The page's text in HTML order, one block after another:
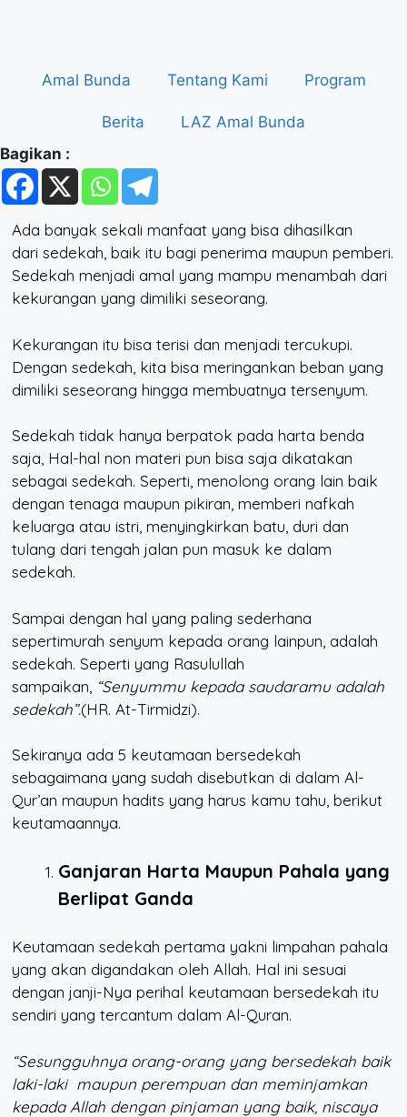
Amal Bunda Tentang Kami Program
Berita
LAZ Amal Bunda
Bagikan :
Ada banyak sekali manfaat yang bisa dihasilkan
dari sedekah, baik itu bagi penerima maupun pemberi.
Sedekah menjadi amal yang mampu menambah dari
kekurangan yang dimiliki seseorang.
Kekurangan itu bisa terisi dan menjadi tercukupi.
Dengan sedekah, kita bisa meringankan beban yang
dimiliki seseorang hingga membuatnya tersenyum.
Sedekah tidak hanya berpatok pada harta benda
saja, Hal-hal non materi pun bisa saja dikatakan
sebagai sedekah. Seperti, menolong orang lain baik
dengan tenaga maupun pikiran, memberi nafkah
keluarga atau istri, menyingkirkan batu, duri dan
tulang dari tengah jalan pun masuk ke dalam
sedekah.
Sampai dengan hal yang paling sederhana
sepertimurah senyum kepada orang lainpun, adalah
sedekah. Seperti yang Rasulullah
sampaikan, “Senyummu kepada saudaramu adalah
sedekah”.(HR. At-Tirmidzi).
Sekiranya ada 5 keutamaan bersedekah
sebagaimana yang sudah disebutkan di dalam Al-
Qur’an maupun hadits yang harus kamu tahu, berikut
keutamaannya.
Ganjaran Harta Maupun Pahala yang
Berlipat Ganda
Keutamaan sedekah pertama yakni limpahan pahala
yang akan digandakan oleh Allah. Hal ini sesuai
dengan janji-Nya perihal keutamaan bersedekah itu
sendiri yang tercantum dalam Al-Quran.
“Sesungguhnya orang-orang yang bersedekah baik
laki-laki maupun perempuan dan meminjamkan
kepada Allah dengan pinjaman yang baik, niscaya